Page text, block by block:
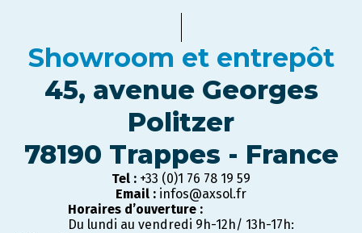
Showroom et entrepôt
45, avenue Georges
Politzer
78190 Trappes - France
Tel : +33 (0)1 76 78 19 59
Email : infos@axsol.fr
Horaires d’ouverture :
Du lundi au vendredi 9h-12h/ 13h-17h: